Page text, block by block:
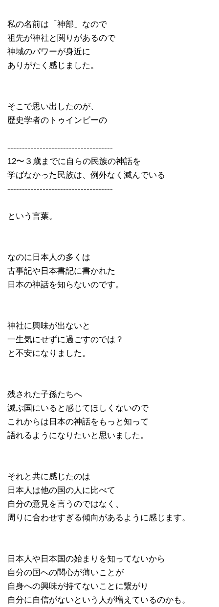
私の名前は「神部」なので
祖先が神社と関りがあるので
神域のパワーが身近に
ありがたく感じました。
そこで思い出したのが、
歴史学者のトゥインビーの
------------------------------------
12〜３歳までに自らの民族の神話を
学ばなかった民族は、例外なく滅んでいる
------------------------------------
という言葉。
なのに日本人の多くは
古事記や日本書記に書かれた
日本の神話を知らないのです。
神社に興味が出ないと
一生気にせずに過ごすのでは？
と不安になりました。
残された子孫たちへ
滅ぶ国にいると感じてほしくないので
これからは日本の神話をもっと知って
語れるようになりたいと思いました。
それと共に感じたのは
日本人は他の国の人に比べて
自分の意見を言うのではなく、
周りに合わせすぎる傾向があるように感じます。
日本人や日本国の始まりを知ってないから
自分の国への関心が薄いことが
自身への興味が持てないことに繋がり
自分に自信がないという人が増えているのかも。